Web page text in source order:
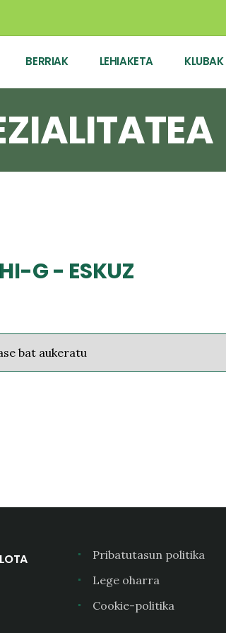
BERRIAK LEHIAKETA KLUBAK
G - ESKUZ
Pribatutasun politika
Lege oharra
Cookie-politika